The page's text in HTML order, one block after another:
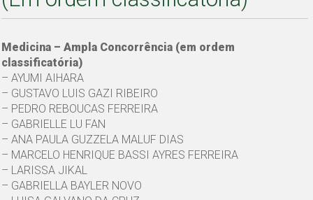
Medicina – Ampla Concorrência (em ordem
classificatória)
– AYUMI AIHARA
– GUSTAVO LUIS GAZI RIBEIRO
– PEDRO REBOUCAS FERREIRA
– GABRIELLE LU FAN
– ANA PAULA GUZZELA MALUF DIAS
– MARCELO HENRIQUE BASSI AYRES FERREIRA
– LARISSA JIKAL
– GABRIELLA BAYLER NOVO